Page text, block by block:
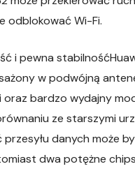
odblokować Wi-Fi.
i pewna
w podwójną
oraz bardzo wydajny
ze starszymi
danych może
dwa potężne